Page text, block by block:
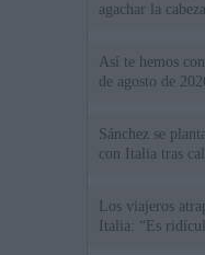
agachar la
Así te hemos
de agosto de
Sánchez se
con Italia tras
Los viajeros
Italia: “Es